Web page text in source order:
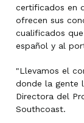
certificados en
ofrecen sus
cualificados
español y al
"Llevamos el
donde la gente
Directora del
Southcoast.